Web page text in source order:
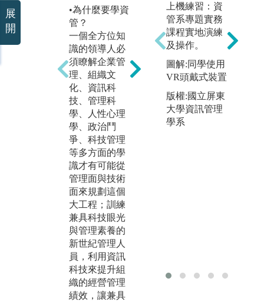
•為什麼要學資
管？
一個全方位知
識的領導人必
須瞭解企業管
理、組織文
化、資訊科
技、管理科
學、人性心理
學、政治鬥
爭、科技管理
等多方面的學
識才有可能從
管理面與技術
面來規劃這個
大工程；訓練
兼具科技眼光
與管理素養的
新世紀管理人
員，利用資訊
科技來提升組
織的經營管理
績效，讓兼具
•資管的優勢
資工專注於程
式與技術研
發，而資管則
著重於應用系
統的開發；資
管相較於企
管，多修習了
資訊技術與應
管理、策略管
上機練習：資
管系專題實務
課程實地演練
及操作。
圖解:同學使用
VR頭戴式裝置
版權:國立屏東
大學資訊管理
學系
展
開